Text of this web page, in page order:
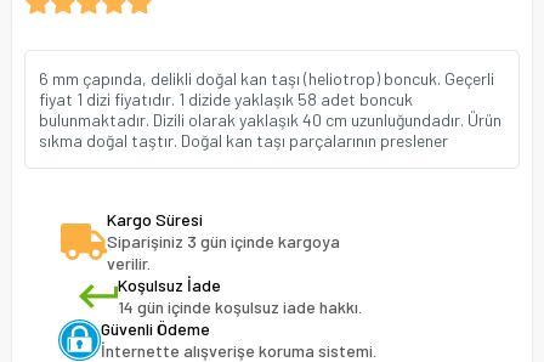
6 mm çapında, delikli doğal kan taşı (heliotrop) boncuk. Geçerli
fiyat 1 dizi fiyatıdır. 1 dizide yaklaşık 58 adet boncuk
bulunmaktadır. Dizili olarak yaklaşık 40 cm uzunluğundadır. Ürün
sıkma doğal taştır. Doğal kan taşı parçalarının preslener
Kargo Süresi
Siparişiniz 3 gün içinde kargoya
verilir.
Koşulsuz İade
14 gün içinde koşulsuz iade hakkı.
Güvenli Ödeme
İnternette alışverişe koruma sistemi.